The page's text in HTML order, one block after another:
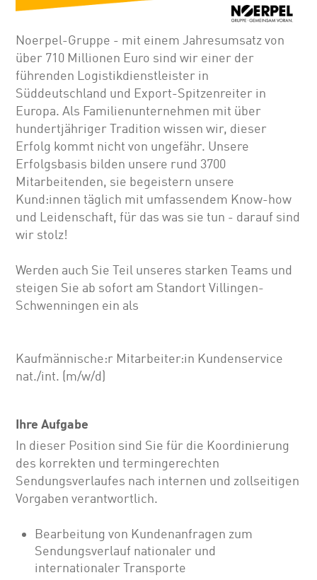
Noerpel-Gruppe - mit einem Jahresumsatz von
über 710 Millionen Euro sind wir einer der
führenden Logistikdienstleister in
Süddeutschland und Export-Spitzenreiter in
Europa. Als Familienunternehmen mit über
hundertjähriger Tradition wissen wir, dieser
Erfolg kommt nicht von ungefähr. Unsere
Erfolgsbasis bilden unsere rund 3700
Mitarbeitenden, sie begeistern unsere
Kund:innen täglich mit umfassendem Know-how
und Leidenschaft, für das was sie tun - darauf sind
wir stolz!
Werden auch Sie Teil unseres starken Teams und
steigen Sie ab sofort am Standort Villingen-
Schwenningen ein als
Kaufmännische:r Mitarbeiter:in Kundenservice
nat./int. (m/w/d)
Ihre Aufgabe
In dieser Position sind Sie für die Koordinierung
des korrekten und termingerechten
Sendungsverlaufes nach internen und zollseitigen
Vorgaben verantwortlich.
Bearbeitung von Kundenanfragen zum
Sendungsverlauf nationaler und
internationaler Transporte